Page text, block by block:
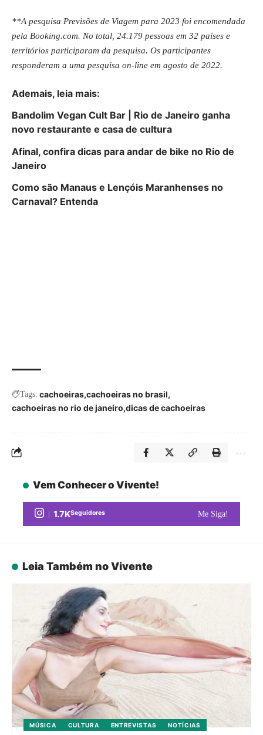
**A pesquisa Previsões de Viagem para 2023 foi encomendada
pela Booking.com. No total, 24.179 pessoas em 32 países e
territórios participaram da pesquisa. Os participantes
responderam a uma pesquisa on-line em agosto de 2022.
Ademais, leia mais:
Bandolim Vegan Cult Bar | Rio de Janeiro ganha
novo restaurante e casa de cultura
Afinal, confira dicas para andar de bike no Rio de
Janeiro
Como são Manaus e Lençóis Maranhenses no
Carnaval? Entenda
Tags: cachoeiras cachoeiras no brasil
cachoeiras no rio de janeiro dicas de cachoeiras
Vem Conhecer o Vivente!
1.7KSeguidores Me Siga!
Leia Também no Vivente
MÚSICA CULTURA ENTREVISTAS NOTÍCIAS